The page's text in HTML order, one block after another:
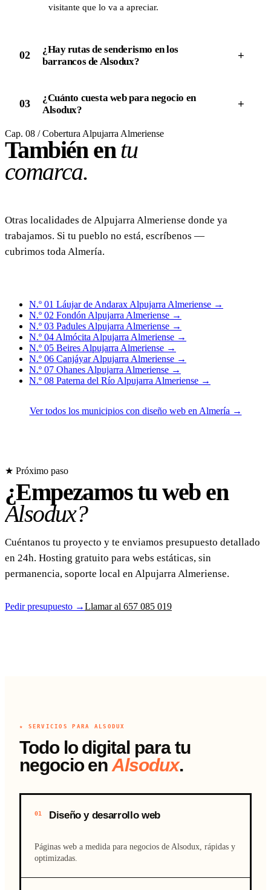
visitante que lo va a apreciar.
02
¿Hay rutas de senderismo en los
barrancos de Alsodux?
+
03
¿Cuánto cuesta web para negocio en
Alsodux?
+
Cap. 08 / Cobertura Alpujarra Almeriense
También entu
comarca.
Otras localidades de Alpujarra Almeriense donde ya
trabajamos. Si tu pueblo no está, escríbenos —
cubrimos toda Almería.
N.º 01 Láujar de Andarax Alpujarra Almeriense →
N.º 02 Fondón Alpujarra Almeriense →
N.º 03 Padules Alpujarra Almeriense →
N.º 04 Almócita Alpujarra Almeriense →
N.º 05 Beires Alpujarra Almeriense →
N.º 06 Canjáyar Alpujarra Almeriense →
N.º 07 Ohanes Alpujarra Almeriense →
N.º 08 Paterna del Río Alpujarra Almeriense →
Ver todos los municipios con diseño web en Almería →
★ Próximo paso
¿Empezamos tu web en
Alsodux?
Cuéntanos tu proyecto y te enviamos presupuesto detallado
en 24h. Hosting gratuito para webs estáticas, sin
permanencia, soporte local en Alpujarra Almeriense.
Pedir presupuesto →Llamar al 657 085 019
★ SERVICIOS PARA ALSODUX
Todo lo digital para tu
negocio enAlsodux.
01 Diseño y desarrollo web
Páginas web a medida para negocios de Alsodux, rápidas y
optimizadas.